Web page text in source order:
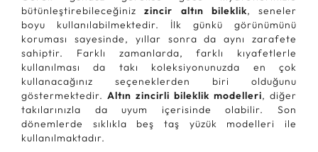
bütünleştirebileceğinizzincir altın bileklik, seneler
boyu kullanılabilmektedir. İlk günkü görünümünü
koruması sayesinde, yıllar sonra da aynı zarafete
sahiptir. Farklı zamanlarda, farklı kıyafetlerle
kullanılması da takı koleksiyonunuzda en çok
kullanacağınız seçeneklerden biri olduğunu
göstermektedir. Altın zincirli bileklik modelleri, diğer
takılarınızla da uyum içerisinde olabilir. Son
dönemlerde sıklıkla beş taş yüzük modelleri ile
kullanılmaktadır.